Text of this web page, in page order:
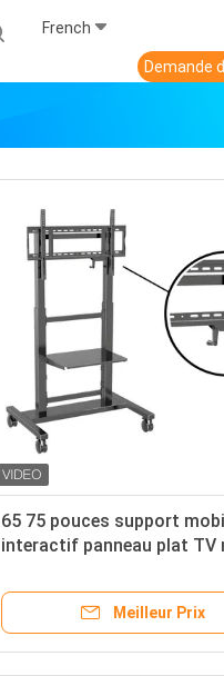
French
Demande
65 75 pouces support
interactif panneau plat TV
avec prix compétitif
Meilleur Prix